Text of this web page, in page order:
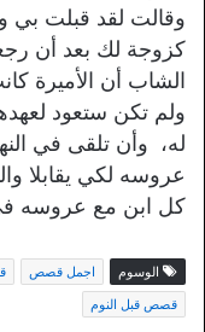
وقالت لقد قبلت بي
كزوجة لك بعد أن
الشاب أن الأميرة
ولم تكن ستعود
له، وأن تلقى في
عروسه لكي يقابلا
كل ابن مع عروسه
الوسوم اجمل قصص
قصص قبل النوم